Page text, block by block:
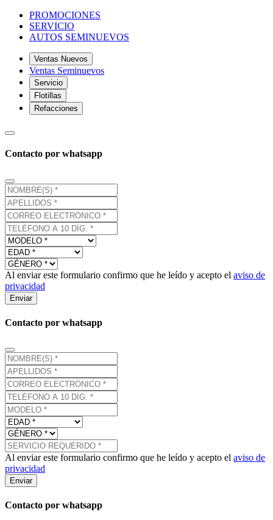
PROMOCIONES
SERVICIO
AUTOS SEMINUEVOS
Ventas Nuevos
Ventas Seminuevos
Servicio
Flotillas
Refacciones
Contacto por whatsapp
Al enviar este formulario confirmo que he leído y acepto el aviso de
privacidad
Enviar
Contacto por whatsapp
Al enviar este formulario confirmo que he leído y acepto el aviso de
privacidad
Enviar
Contacto por whatsapp